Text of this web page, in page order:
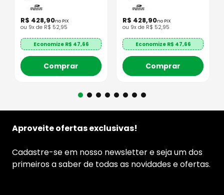
R$ 428,90no PIX
ou 9x de R$ 52,95
Economize R$ 47,66
Comprar
R$ 428,90no PIX
ou 9x de R$ 52,95
Economize R$ 47,66
Comprar
Aproveite ofertas exclusivas!
Cadastre-se em nosso newsletter e seja um dos
primeiros a saber de todas as novidades e ofertas.